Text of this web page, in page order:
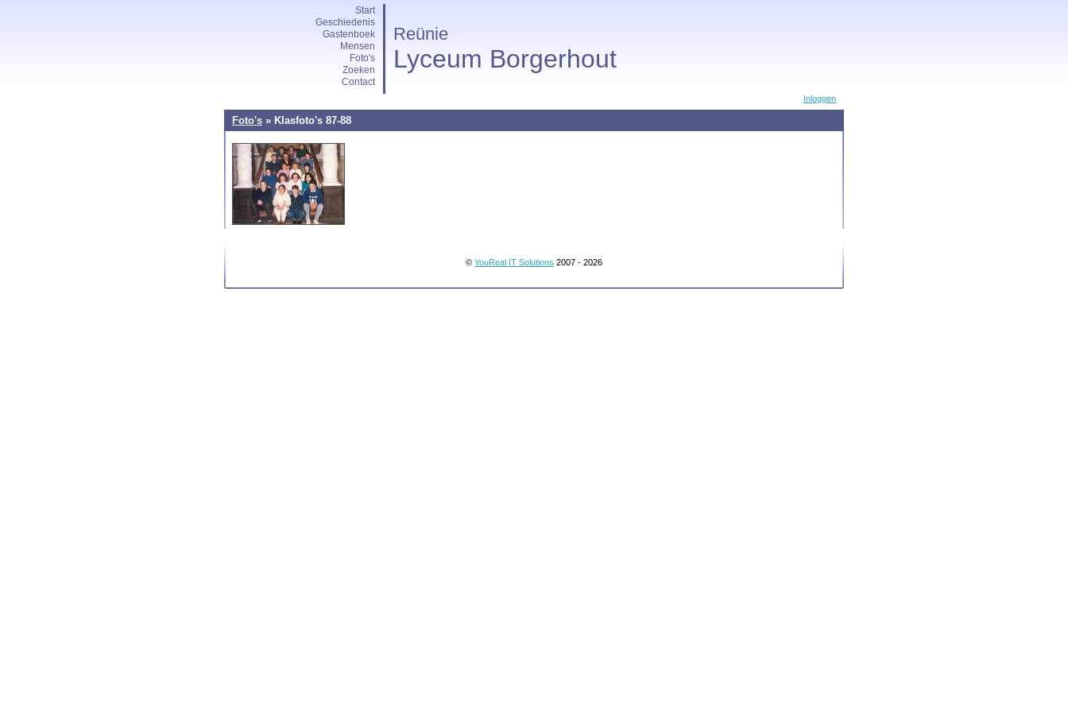
Reünie
Lyceum Borgerhout
Start
Geschiedenis
Gastenboek
Mensen
Foto's
Zoeken
Contact
Inloggen
Foto's » Klasfoto's 87-88
© YouReal IT Solutions 2007 - 2026